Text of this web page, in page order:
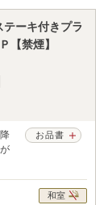
ーキ付きプラ
【禁煙】
お品書
和室